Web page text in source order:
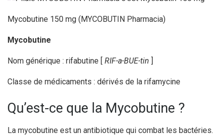
Mycobutine 150 mg (MYCOBUTIN Pharmacia)
Mycobutine
Nom générique : rifabutine [ RIF-a-BUE-tin ]
Classe de médicaments : dérivés de la rifamycine
Qu’est-ce que la Mycobutine ?
La mycobutine est un antibiotique qui combat les bactéries.